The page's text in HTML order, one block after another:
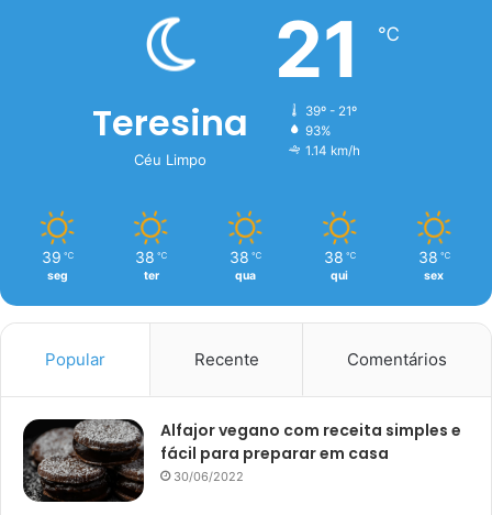
Teresina
Céu Limpo
21 ℃
39º - 21º
93%
1.14 km/h
39 ℃
seg
38 ℃
ter
38 ℃
qua
38 ℃
qui
38 ℃
sex
Popular Recente Comentários
Alfajor vegano com receita simples e
fácil para preparar em casa
30/06/2022